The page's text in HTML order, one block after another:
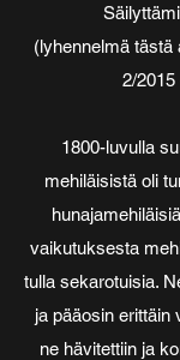
(lyhennelmä tästä
2/2015
1800-luvulla
mehiläisistä oli
vaikutuksesta
tulla sekarotuisia.
ja pääosin erittäin
ne hävitettiin ja